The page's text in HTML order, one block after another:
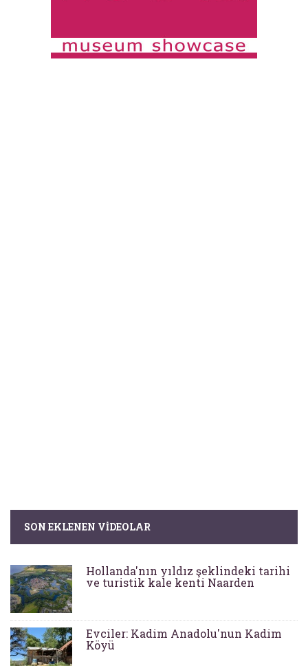
SON EKLENEN VIDEOLAR
Hollanda'nın yıldız şeklindeki tarihi
ve turistik kale kenti Naarden
Evciler: Kadim Anadolu'nun Kadim
Köyü